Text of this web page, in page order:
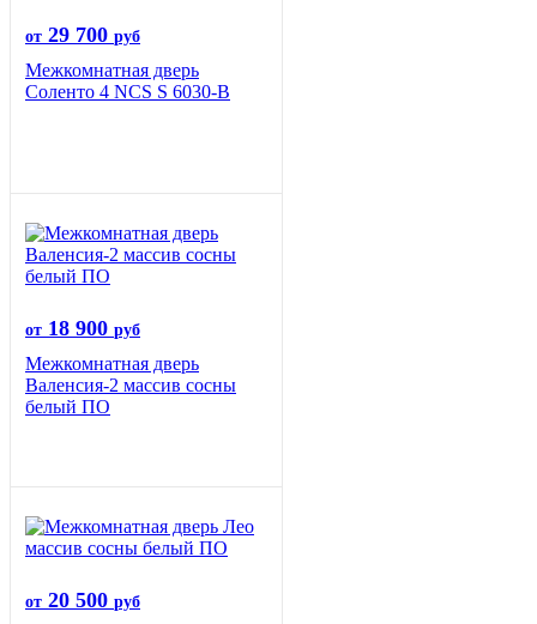
от 29 700 руб
Межкомнатная дверь
Соленто 4 NCS S 6030-B
от 18 900 руб
Межкомнатная дверь
Валенсия-2 массив сосны
белый ПО
от 20 500 руб